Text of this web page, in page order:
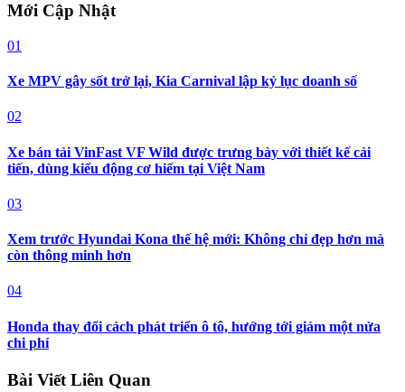
Mới Cập Nhật
01
Xe MPV gây sốt trở lại, Kia Carnival lập kỷ lục doanh số
02
Xe bán tải VinFast VF Wild được trưng bày với thiết kế cải
tiến, dùng kiểu động cơ hiếm tại Việt Nam
03
Xem trước Hyundai Kona thế hệ mới: Không chỉ đẹp hơn mà
còn thông minh hơn
04
Honda thay đổi cách phát triển ô tô, hướng tới giảm một nửa
chi phí
Bài Viết Liên Quan